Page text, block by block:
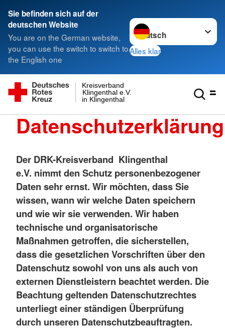
Sie befinden sich auf der
deutschen Website
You are on the German website,
you can use the switch to switch to
the English one
Sprache wechseln zu
Alles klar
in Klingenthal
Klingenthal e.V.
Kreisverband
Datenschutzerklärung
Der DRK-Kreisverband Klingenthal
e.V. nimmt den Schutz personenbezogener
Daten sehr ernst. Wir möchten, dass Sie
wissen, wann wir welche Daten speichern
und wie wir sie verwenden. Wir haben
technische und organisatorische
Maßnahmen getroffen, die sicherstellen,
dass die gesetzlichen Vorschriften über den
Datenschutz sowohl von uns als auch von
externen Dienstleistern beachtet werden. Die
Beachtung geltenden Datenschutzrechtes
unterliegt einer ständigen Überprüfung
durch unseren Datenschutzbeauftragten.